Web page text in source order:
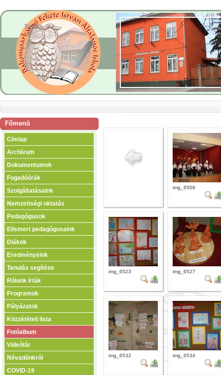
Főmenü
Címlap
Archívum
Dokumentumok
Fogadóórák
Szolgáltatásaink
Nemzetiségi oktatás
Pedagógusok
Elismert pedagógusaink
Diákok
Eredményeink
Tanulás segítése
Rólunk írták
Programok
Pályázatok
Közzétételi lista
Fotóalbum
Videótár
Névadónkról
COVID-19
img_6509
img_6523 img_6527
img_6532 img_6534